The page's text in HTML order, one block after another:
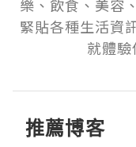
樂、飲食、美容
緊貼各種生活資
就體驗
推薦博客